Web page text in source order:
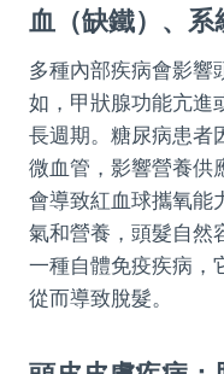
血（缺鐵）、系
多種內部疾病會影響
如，甲狀腺功能亢進
長週期。糖尿病患者
微血管，影響營養供
會導致紅血球攜氧能
氣和營養，頭髮自然
一種自體免疫疾病，
從而導致脫髮。